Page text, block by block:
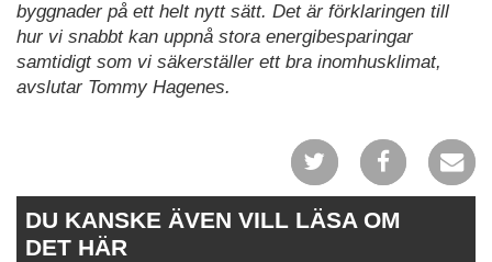
byggnader på ett helt nytt sätt. Det är förklaringen till
hur vi snabbt kan uppnå stora energibesparingar
samtidigt som vi säkerställer ett bra inomhusklimat,
avslutar Tommy Hagenes.
DU KANSKE ÄVEN VILL LÄSA OM
DET HÄR